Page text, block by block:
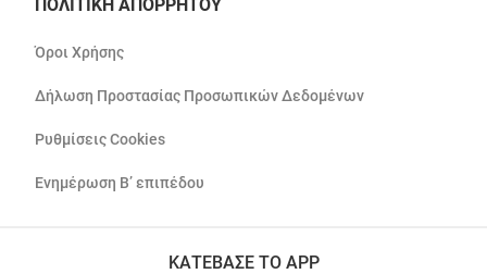
ΠΟΛΙΤΙΚΗ ΑΠΟΡΡΗΤΟΥ
Όροι Χρήσης
Δήλωση Προστασίας Προσωπικών Δεδομένων
Ρυθμίσεις Cookies
Ενημέρωση Β’ επιπέδου
ΚΑΤΕΒΑΣΕ ΤΟ APP